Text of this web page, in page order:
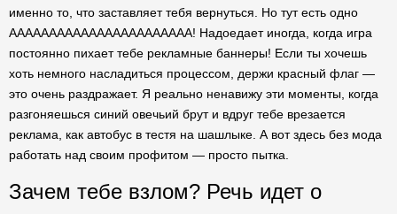
именно то, что заставляет тебя вернуться. Но тут есть одно
ААААААААААААААААААААААА! Надоедает иногда, когда игра
постоянно пихает тебе рекламные баннеры! Если ты хочешь
хоть немного насладиться процессом, держи красный флаг —
это очень раздражает. Я реально ненавижу эти моменты, когда
разгоняешься синий овечьий брут и вдруг тебе врезается
реклама, как автобус в тестя на шашлыке. А вот здесь без мода
работать над своим профитом — просто пытка.
Зачем тебе взлом? Речь идет о